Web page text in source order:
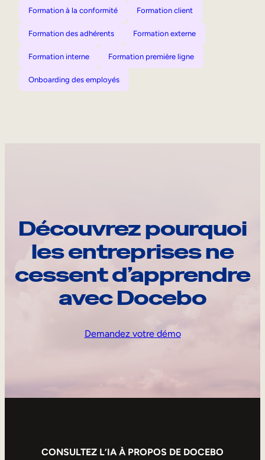
Formation à la conformité Formation client
Formation des adhérents Formation externe
Formation interne Formation première ligne
Onboarding des employés
Découvrez pourquoi
les entreprises ne
cessent d’apprendre
avec Docebo
Demandez votre démo
CONSULTEZ L’IA À PROPOS DE DOCEBO